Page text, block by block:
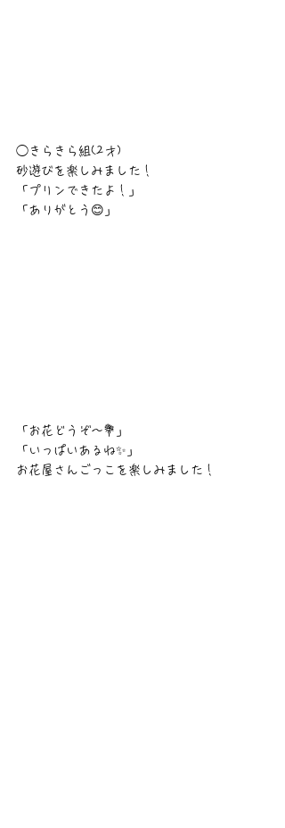
◯きらきら組(2才)
砂遊びを楽しみました！
「プリンできたよ！」
「ありがとう😊」
「お花どうぞ〜💐」
「いっぱいあるね✨」
お花屋さんごっこを楽しみました！